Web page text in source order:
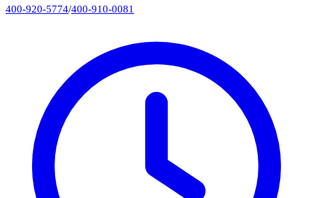
400-920-5774/400-910-0081